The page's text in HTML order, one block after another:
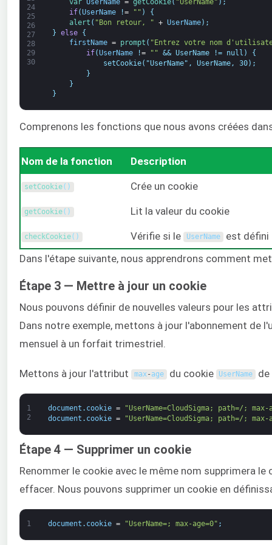
24
25
26
27
28
29
30
var UserName = getCookie( "UserName" ) ;
if(UserName != "" )
{
alert ( "Bon retour, " + UserName) ;
} else
{
firstName = prompt ( "Entrez votre nom
if(UserName != "" && UserName != null) {
setCookie("UserName", UserName, 30);
}
}
}
Comprenons les fonctions que nous avons créées
Nom de la fonction Description
setCookie( ) Crée un cookie
getCookie( ) Lit la valeur du cookie
checkCookie( ) Vérifie si le UserName est défini
Dans l'étape suivante, nous apprendrons comment
Étape 3 — Mettre à jour un cookie
Nous pouvons définir de nouvelles valeurs pour les
Dans notre exemple, mettons à jour l'abonnement de
mensuel à un forfait trimestriel.
Mettons à jour l'attribut max- age du cookie UserName
1
2
document . cookie =
"UserName=CloudSigma; path=/; max-
document . cookie = "UserName=CloudSigma; path=/; max-
Étape 4 — Supprimer un cookie
Renommer le cookie avec le même nom supprimera
effacer. Nous pouvons supprimer un cookie en
1 document . cookie = "UserName=; max-age=0" ;